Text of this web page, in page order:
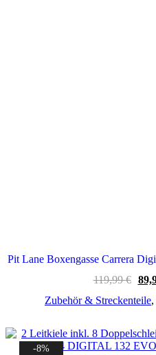
Pit Lane Boxengasse Carrera
119,99€
Zubehör & Streckenteile,
-8%